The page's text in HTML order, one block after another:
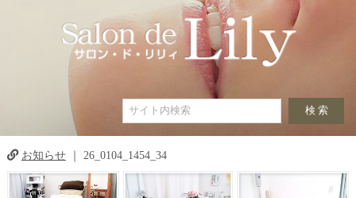
お知らせ｜ 26_0104_1454_34